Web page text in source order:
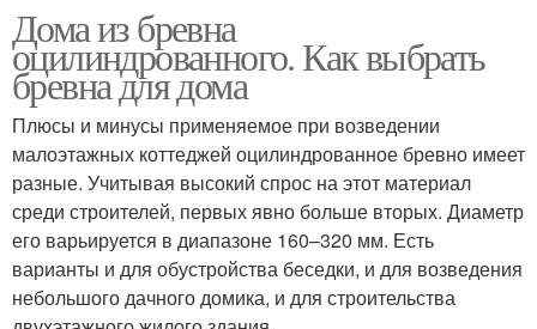
Дома из бревна
оцилиндрованного. Как выбрать
бревна для дома
Плюсы и минусы применяемое при возведении
малоэтажных коттеджей оцилиндрованное бревно имеет
разные. Учитывая высокий спрос на этот материал
среди строителей, первых явно больше вторых. Диаметр
его варьируется в диапазоне 160–320 мм. Есть
варианты и для обустройства беседки, и для возведения
небольшого дачного домика, и для строительства